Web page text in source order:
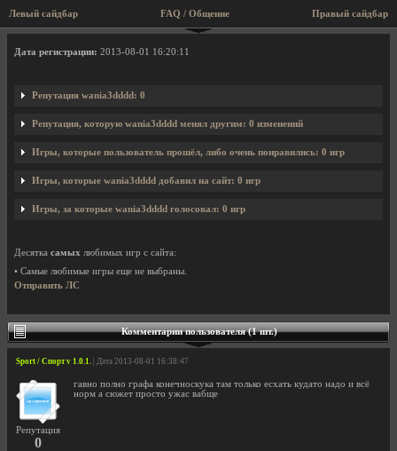
Левый сайдбар Правый сайдбар
FAQ / Общение
Профиль пользователя wania3dddd
Дата регистрации: 2013-08-01 16:20:11
Репутация wania3dddd: 0
Репутация, которую wania3dddd менял другим: 0 изменений
Игры, которые пользователь прошёл, либо очень понравились: 0 игр
Игры, которые wania3dddd добавил на сайт: 0 игр
Игры, за которые wania3dddd голосовал: 0 игр
Десятка самых любимых игр с сайта:
• Самые любимые игры еще не выбраны.
Отправить ЛС
Комментарии пользователя (1 шт.)
Sport / Спорт v 1.0.1. | Дата 2013-08-01 16:38:47
Репутация
0
гавно полно графа конечноскука там только есхать кудато надо и всё
норм а сюжет просто ужас вабще